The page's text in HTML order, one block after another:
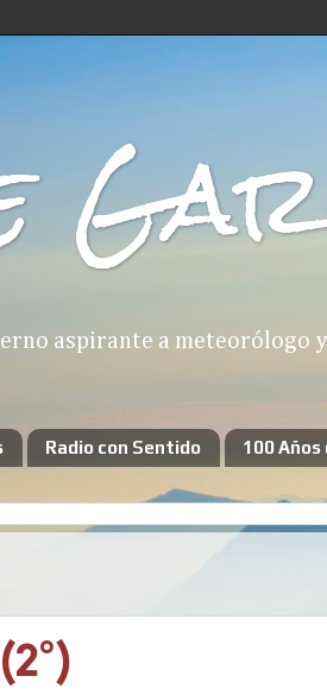
aspirante a
Radio con Sentido 100 Años